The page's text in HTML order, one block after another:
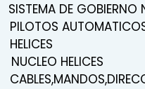
SISTEMA DE GOBIERNO
PILOTOS
HELICES
NUCLEO HELICES